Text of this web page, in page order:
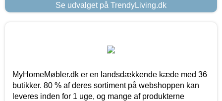
Se udvalget på TrendyLiving.dk
MyHomeMøbler.dk er en landsdækkende kæde med 36
butikker. 80 % af deres sortiment på webshoppen kan
leveres inden for 1 uge, og mange af produkterne